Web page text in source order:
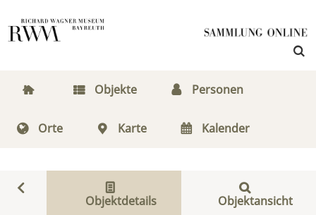
Objekte Personen
Orte Karte Kalender
Objektdetails Objektansicht